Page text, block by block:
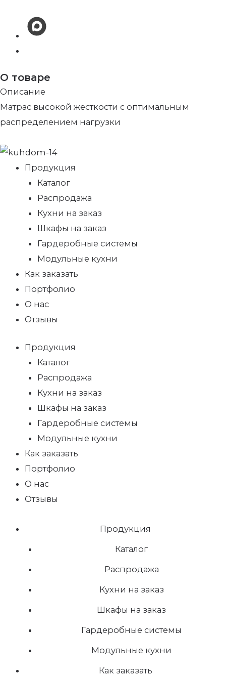
О товаре
Описание
Матрас высокой жесткости с оптимальным
распределением нагрузки
Продукция
Каталог
Распродажа
Кухни на заказ
Шкафы на заказ
Гардеробные системы
Модульные кухни
Как заказать
Портфолио
О нас
Отзывы
Продукция
Каталог
Распродажа
Кухни на заказ
Шкафы на заказ
Гардеробные системы
Модульные кухни
Как заказать
Портфолио
О нас
Отзывы
Продукция
Каталог
Распродажа
Кухни на заказ
Шкафы на заказ
Гардеробные системы
Модульные кухни
Как заказать